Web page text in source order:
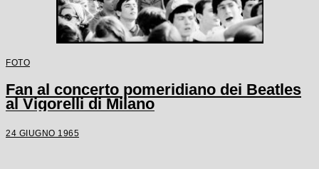
FOTO
Fan al concerto pomeridiano dei Beatles
al Vigorelli di Milano
24 GIUGNO 1965